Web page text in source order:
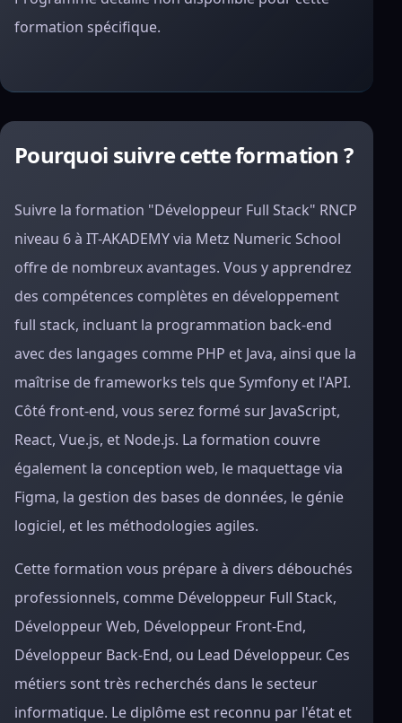
formation spécifique.
Pourquoi suivre cette formation ?
Suivre la formation "Développeur Full Stack" RNCP
niveau 6 à IT-AKADEMY via Metz Numeric School
offre de nombreux avantages. Vous y apprendrez
des compétences complètes en développement
full stack, incluant la programmation back-end
avec des langages comme PHP et Java, ainsi que la
maîtrise de frameworks tels que Symfony et l'API.
Côté front-end, vous serez formé sur JavaScript,
React, Vue.js, et Node.js. La formation couvre
également la conception web, le maquettage via
Figma, la gestion des bases de données, le génie
logiciel, et les méthodologies agiles.
Cette formation vous prépare à divers débouchés
professionnels, comme Développeur Full Stack,
Développeur Web, Développeur Front-End,
Développeur Back-End, ou Lead Développeur. Ces
métiers sont très recherchés dans le secteur
informatique. Le diplôme est reconnu par l'état et